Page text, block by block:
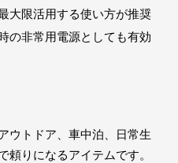
大限活用する使い方が推奨
の非常用電源としても有効
ウトドア、車中泊、日常生
頼りになるアイテムです。